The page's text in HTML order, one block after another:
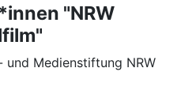
"NRW
Medienstiftung NRW